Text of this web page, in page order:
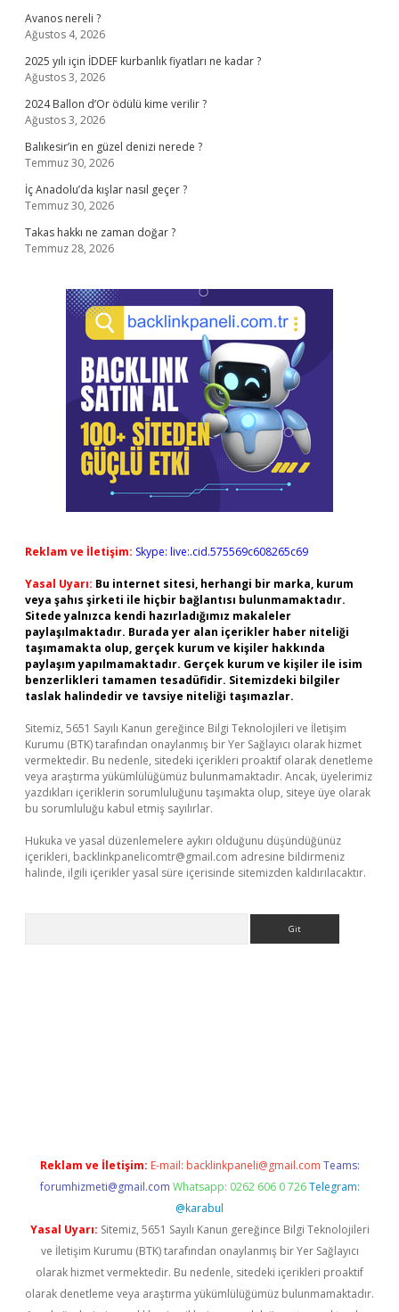
Avanos nereli ?
Ağustos 4, 2026
2025 yılı için İDDEF kurbanlık fiyatları ne kadar ?
Ağustos 3, 2026
2024 Ballon d’Or ödülü kime verilir ?
Ağustos 3, 2026
Balıkesir’in en güzel denizi nerede ?
Temmuz 30, 2026
İç Anadolu’da kışlar nasıl geçer ?
Temmuz 30, 2026
Takas hakkı ne zaman doğar ?
Temmuz 28, 2026
Reklam ve İletişim: Skype: live:.cid.575569c608265c69
Yasal Uyarı: Bu internet sitesi, herhangi bir marka, kurum
veya şahıs şirketi ile hiçbir bağlantısı bulunmamaktadır.
Sitede yalnızca kendi hazırladığımız makaleler
paylaşılmaktadır. Burada yer alan içerikler haber niteliği
taşımamakta olup, gerçek kurum ve kişiler hakkında
paylaşım yapılmamaktadır. Gerçek kurum ve kişiler ile isim
benzerlikleri tamamen tesadüfidir. Sitemizdeki bilgiler
taslak halindedir ve tavsiye niteliği taşımazlar.
Sitemiz, 5651 Sayılı Kanun gereğince Bilgi Teknolojileri ve İletişim
Kurumu (BTK) tarafından onaylanmış bir Yer Sağlayıcı olarak hizmet
vermektedir. Bu nedenle, sitedeki içerikleri proaktif olarak denetleme
veya araştırma yükümlülüğümüz bulunmamaktadır. Ancak, üyelerimiz
yazdıkları içeriklerin sorumluluğunu taşımakta olup, siteye üye olarak
bu sorumluluğu kabul etmiş sayılırlar.
Hukuka ve yasal düzenlemelere aykırı olduğunu düşündüğünüz
içerikleri, backlinkpanelicomtr@gmail.com adresine bildirmeniz
halinde, ilgili içerikler yasal süre içerisinde sitemizden kaldırılacaktır.
Reklam ve İletişim: E-mail: backlinkpaneli@gmail.com Teams:
forumhizmeti@gmail.com Whatsapp: 0262 606 0 726 Telegram:
@karabul
Yasal Uyarı: Sitemiz, 5651 Sayılı Kanun gereğince Bilgi Teknolojileri
ve İletişim Kurumu (BTK) tarafından onaylanmış bir Yer Sağlayıcı
olarak hizmet vermektedir. Bu nedenle, sitedeki içerikleri proaktif
olarak denetleme veya araştırma yükümlülüğümüz bulunmamaktadır.